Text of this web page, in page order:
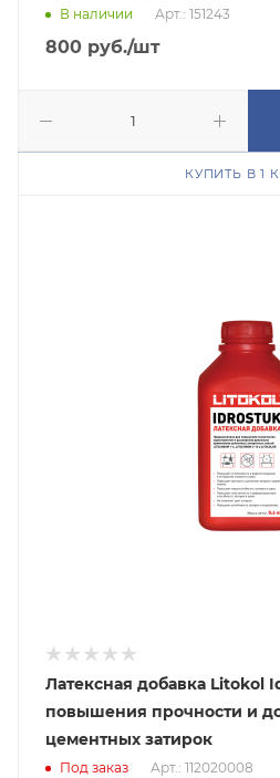
В наличии Арт.: 151243
800 руб./шт
КУПИТЬ В 1
Латексная добавка Litokol
повышения прочности и
цементных затирок
Под заказ Арт.: 112020008